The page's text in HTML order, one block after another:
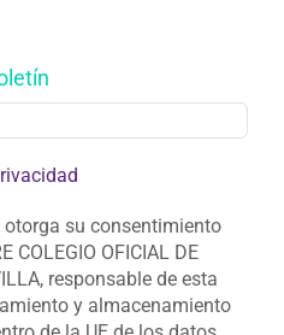
su consentimiento
COLEGIO OFICIAL DE
responsable de esta
y almacenamiento